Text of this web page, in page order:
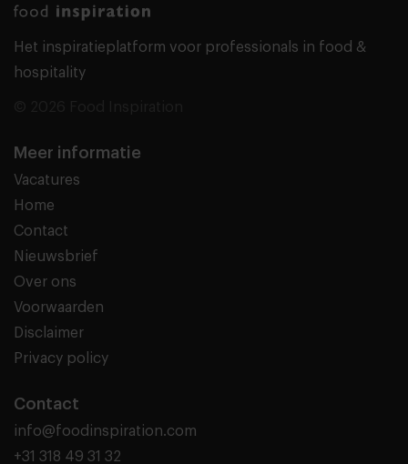
Het inspiratieplatform voor professionals in food &
hospitality
Meer informatie
Vacatures
Home
Contact
Nieuwsbrief
Over ons
Voorwaarden
Disclaimer
Privacy policy
Contact
info@foodinspiration.com
+31 318 49 31 32